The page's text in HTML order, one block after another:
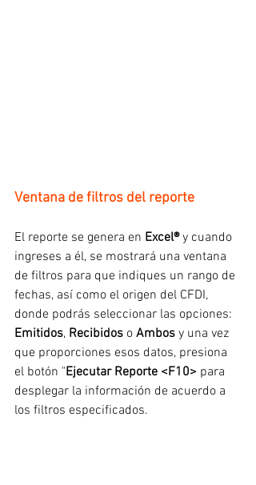
Ventana de filtros del reporte
El reporte se genera en Excel® y cuando
ingreses a él, se mostrará una ventana
de filtros para que indiques un rango de
fechas, así como el origen del CFDI,
donde podrás seleccionar las opciones:
Emitidos, Recibidos o Ambos y una vez
que proporciones esos datos, presiona
el botón "Ejecutar Reporte <F10> para
desplegar la información de acuerdo a
los filtros especificados.